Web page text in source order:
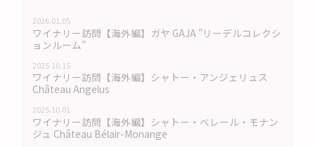
2026.01.05
ワイナリー訪問【海外編】ガヤ GAJA "リーデルコレクシ
ョンルーム"
2025.10.15
ワイナリー訪問【海外編】シャトー・アンジェリュス
Château Angelus
2025.10.01
ワイナリー訪問【海外編】シャトー・べレール・モナン
ジュ Château Bélair-Monange